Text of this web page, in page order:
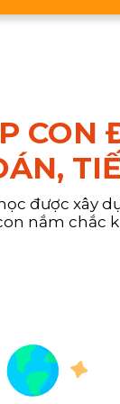
CON
được xây
nắm chắc